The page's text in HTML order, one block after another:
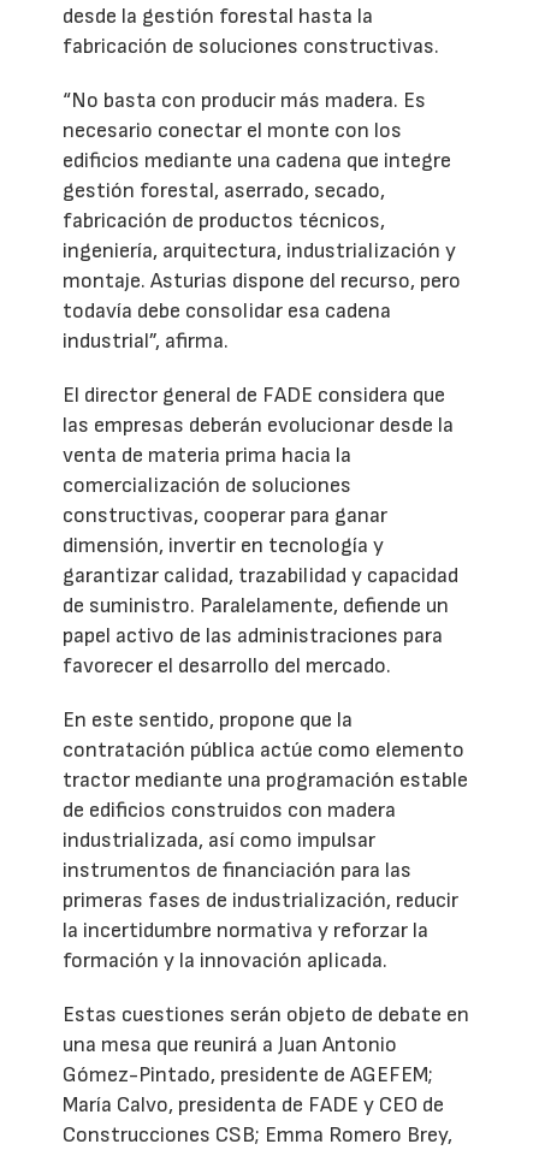
desde la gestión forestal hasta la
fabricación de soluciones constructivas.
“No basta con producir más madera. Es
necesario conectar el monte con los
edificios mediante una cadena que integre
gestión forestal, aserrado, secado,
fabricación de productos técnicos,
ingeniería, arquitectura, industrialización y
montaje. Asturias dispone del recurso, pero
todavía debe consolidar esa cadena
industrial”, afirma.
El director general de FADE considera que
las empresas deberán evolucionar desde la
venta de materia prima hacia la
comercialización de soluciones
constructivas, cooperar para ganar
dimensión, invertir en tecnología y
garantizar calidad, trazabilidad y capacidad
de suministro. Paralelamente, defiende un
papel activo de las administraciones para
favorecer el desarrollo del mercado.
En este sentido, propone que la
contratación pública actúe como elemento
tractor mediante una programación estable
de edificios construidos con madera
industrializada, así como impulsar
instrumentos de financiación para las
primeras fases de industrialización, reducir
la incertidumbre normativa y reforzar la
formación y la innovación aplicada.
Estas cuestiones serán objeto de debate en
una mesa que reunirá a Juan Antonio
Gómez-Pintado, presidente de AGEFEM;
María Calvo, presidenta de FADE y CEO de
Construcciones CSB; Emma Romero Brey,